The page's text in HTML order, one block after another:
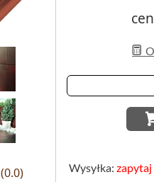
(0.0)
Wysyłka: zapytaj